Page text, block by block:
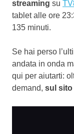
streaming su
tablet alle ore
135 minuti.
Se hai perso
andata in onda
qui per aiutarti:
demand, sul sito